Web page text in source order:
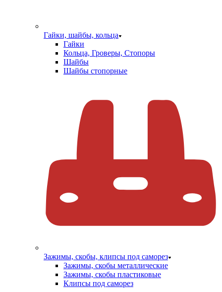
Гайки, шайбы, кольца
Гайки
Кольца, Гроверы, Стопоры
Шайбы
Шайбы стопорные
Зажимы, скобы, клипсы под саморез
Зажимы, скобы металлические
Зажимы, скобы пластиковые
Клипсы под саморез